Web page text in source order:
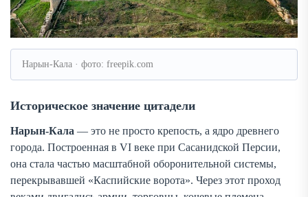
Нарын-Кала · фото: freepik.com
Историческое значение цитадели
Нарын-Кала — это не просто крепость, а ядро древнего
города. Построенная в VI веке при Сасанидской Персии,
она стала частью масштабной оборонительной системы,
перекрывавшей «Каспийские ворота». Через этот проход